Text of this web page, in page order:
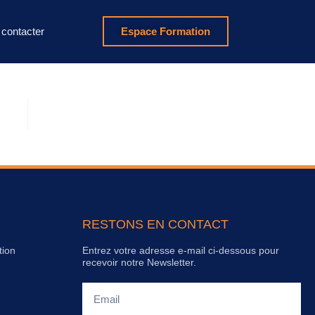
Espace Formation
RESTONS EN CONTACT
Entrez votre adresse e-mail ci-dessous pour
recevoir notre Newsletter.